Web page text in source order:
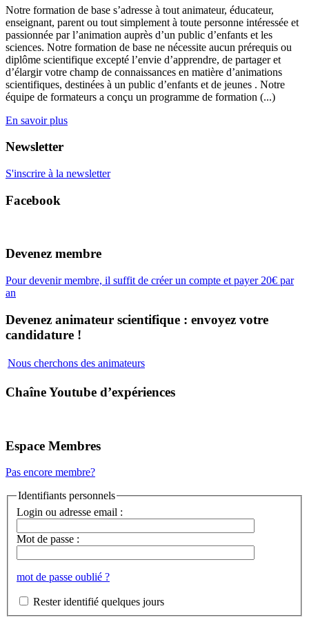
Notre formation de base s’adresse à tout animateur, éducateur,
enseignant, parent ou tout simplement à toute personne intéressée et
passionnée par l’animation auprès d’un public d’enfants et les
sciences. Notre formation de base ne nécessite aucun prérequis ou
diplôme scientifique excepté l’envie d’apprendre, de partager et
d’élargir votre champ de connaissances en matière d’animations
scientifiques, destinées à un public d’enfants et de jeunes . Notre
équipe de formateurs a conçu un programme de formation (...)
En savoir plus
Newsletter
S'inscrire à la newsletter
Facebook
Devenez membre
Pour devenir membre, il suffit de créer un compte et payer 20€ par
an
Devenez animateur scientifique : envoyez votre
candidature !
Nous cherchons des animateurs
Chaîne Youtube d’expériences
Espace Membres
Pas encore membre?
Identifiants personnels
Login ou adresse email :
Mot de passe :
mot de passe oublié ?
Rester identifié quelques jours